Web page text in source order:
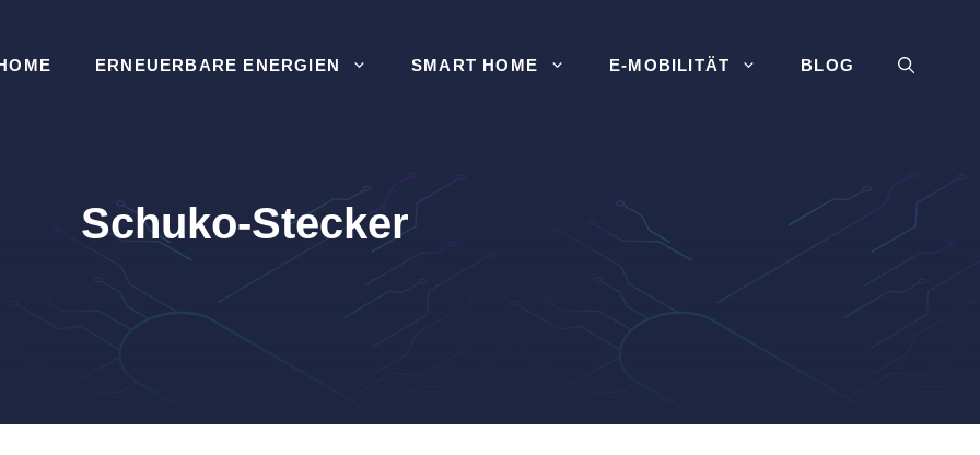
ERNEUERBARE ENERGIEN SMART HOME E-MOBILITÄT BLOG
Schuko-Stecker